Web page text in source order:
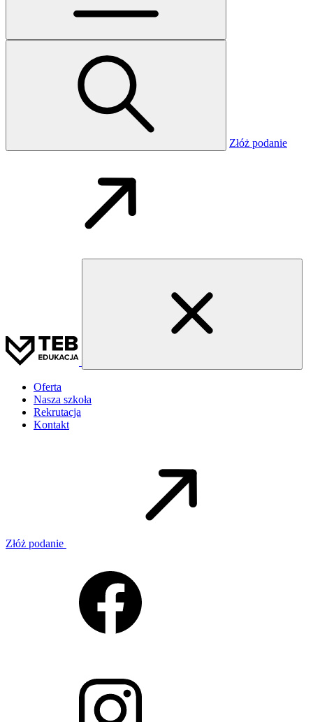
Złóż podanie
Oferta
Nasza szkoła
Rekrutacja
Kontakt
Złóż podanie